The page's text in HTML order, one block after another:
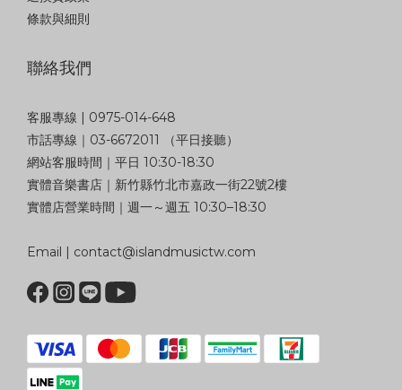
條款與細則
聯絡我們
客服專線 | 0975-014-648
市話專線｜03-6672011 （平日接聽）
網站客服時間｜平日 10:30-18:30
實體音樂書店｜新竹縣竹北市嘉政一街22號2樓
實體店營業時間｜週一～週五 10:30–18:30
Email | contact@islandmusictw.com